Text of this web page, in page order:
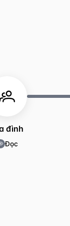
đình
Đọc